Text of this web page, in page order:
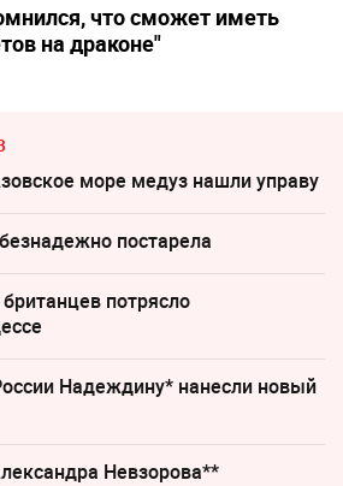
что сможет иметь
на драконе"
море медуз нашли управу
постарела
потрясло
Надеждину* нанесли новый
Невзорова**